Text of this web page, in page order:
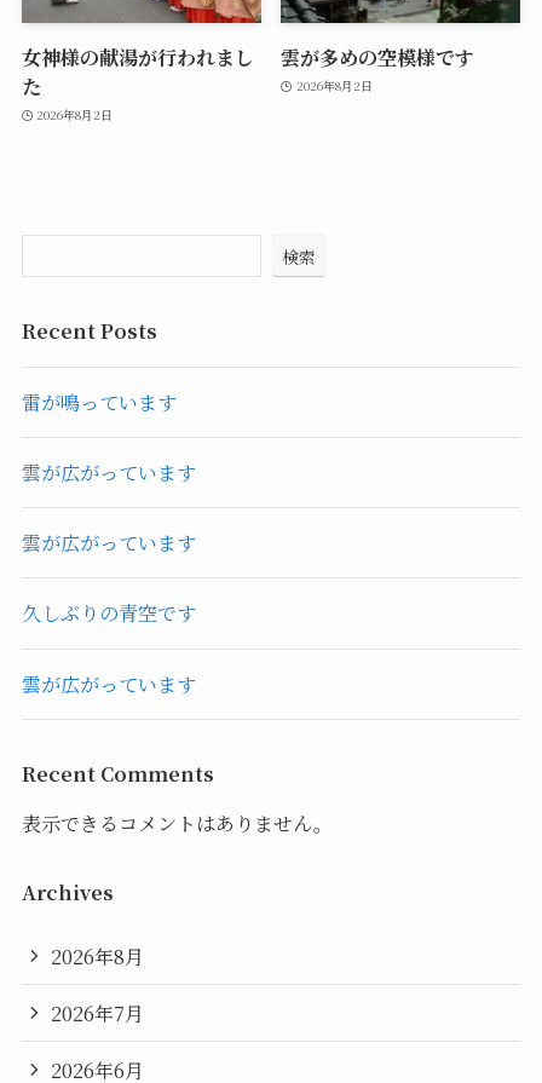
女神様の献湯が行われまし
た
2026年8月2日
雲が多めの空模様です
2026年8月2日
検索
Recent Posts
雷が鳴っています
雲が広がっています
雲が広がっています
久しぶりの青空です
雲が広がっています
Recent Comments
表示できるコメントはありません。
Archives
2026年8月
2026年7月
2026年6月